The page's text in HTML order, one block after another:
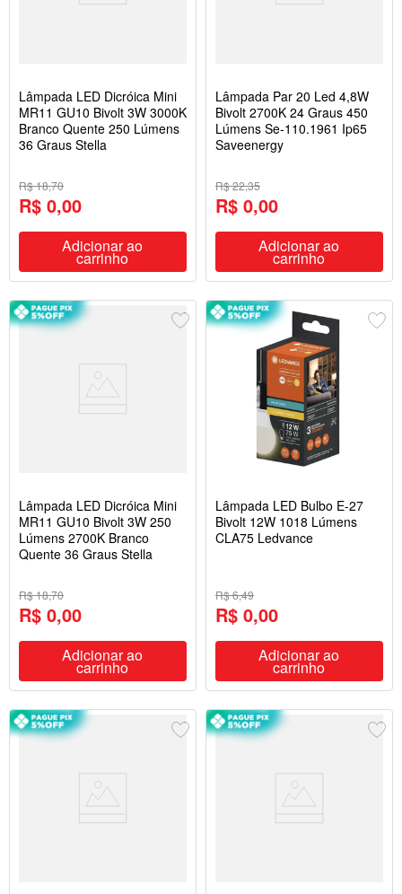
Lâmpada LED Dicróica Mini
MR11 GU10 Bivolt 3W 3000K
Branco Quente 250 Lúmens
36 Graus Stella
R$ 18,70
R$ 0,00
Adicionar ao
carrinho
Lâmpada Par 20 Led 4,8W
Bivolt 2700K 24 Graus 450
Lúmens Se-110.1961 Ip65
Saveenergy
R$ 22,35
R$ 0,00
Adicionar ao
carrinho
Lâmpada LED Dicróica Mini
MR11 GU10 Bivolt 3W 250
Lúmens 2700K Branco
Quente 36 Graus Stella
R$ 18,70
R$ 0,00
Adicionar ao
carrinho
Lâmpada LED Bulbo E-27
Bivolt 12W 1018 Lúmens
CLA75 Ledvance
R$ 6,49
R$ 0,00
Adicionar ao
carrinho